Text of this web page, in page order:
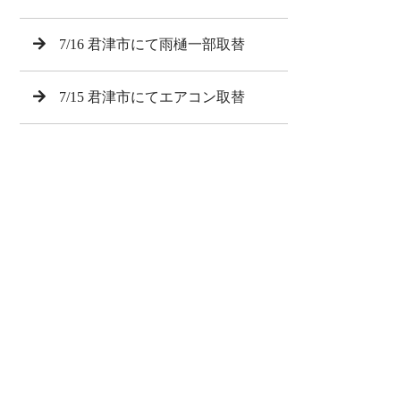
7/16 君津市にて雨樋一部取替
7/15 君津市にてエアコン取替